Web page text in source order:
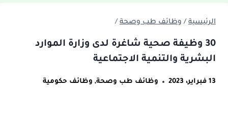
الرئيسية / وظائف طب وصحة /
30 وظيفة صحية شاغرة لدى وزارة الموارد
البشرية والتنمية الاجتماعية
13 فبراير، 2023 وظائف طب وصحة, وظائف حكومية